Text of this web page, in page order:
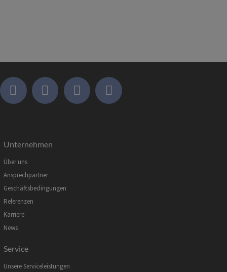
Unternehmen
Über uns
Ansprechpartner
Geschäftsbedingungen
Referenzen
Karriere
News
Service
Unsere Serviceleistungen